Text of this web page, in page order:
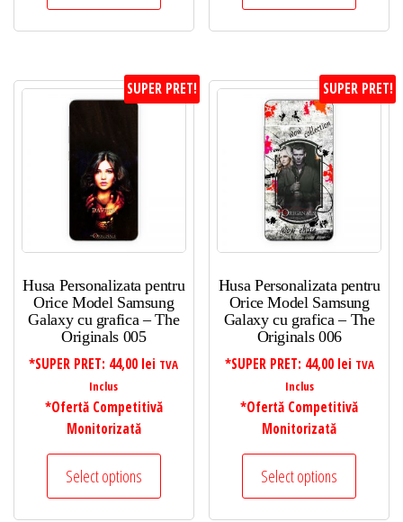
SUPER PRET!
Husa Personalizata pentru
Orice Model Samsung
Galaxy cu grafica – The
Originals 005
*SUPER PRET: 44,00 lei TVA
Inclus
*Ofertă Competitivă
Monitorizată
Select options
SUPER PRET!
Husa Personalizata pentru
Orice Model Samsung
Galaxy cu grafica – The
Originals 006
*SUPER PRET: 44,00 lei TVA
Inclus
*Ofertă Competitivă
Monitorizată
Select options